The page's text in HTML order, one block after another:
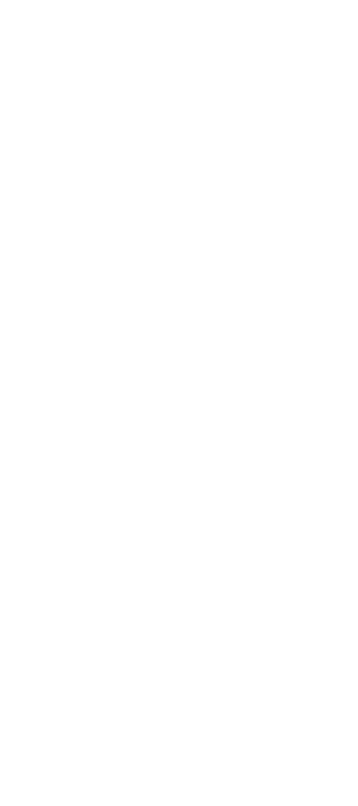
させていただ
了承ください。
き作成されるも
をご了承くださ
御機器販売店・
ようお願いしま
にご登録され
社の共同利用者
です。
ありません。
です。
ず変更すること
1000ppm以下、
下、フタル酸ジブチ
はありません。
品に未対応品が
) : 1000ppm、
ない年数を意
要な手段を講じ
これらの製造装
、取り引きをい